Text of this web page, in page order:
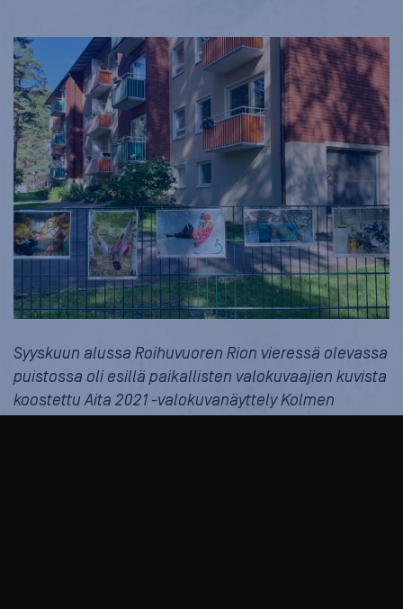
Syyskuun alussa Roihuvuoren Rion vieressä olevassa
puistossa oli esillä paikallisten valokuvaajien kuvista
koostettu Aita 2021 -valokuvanäyttely Kolmen